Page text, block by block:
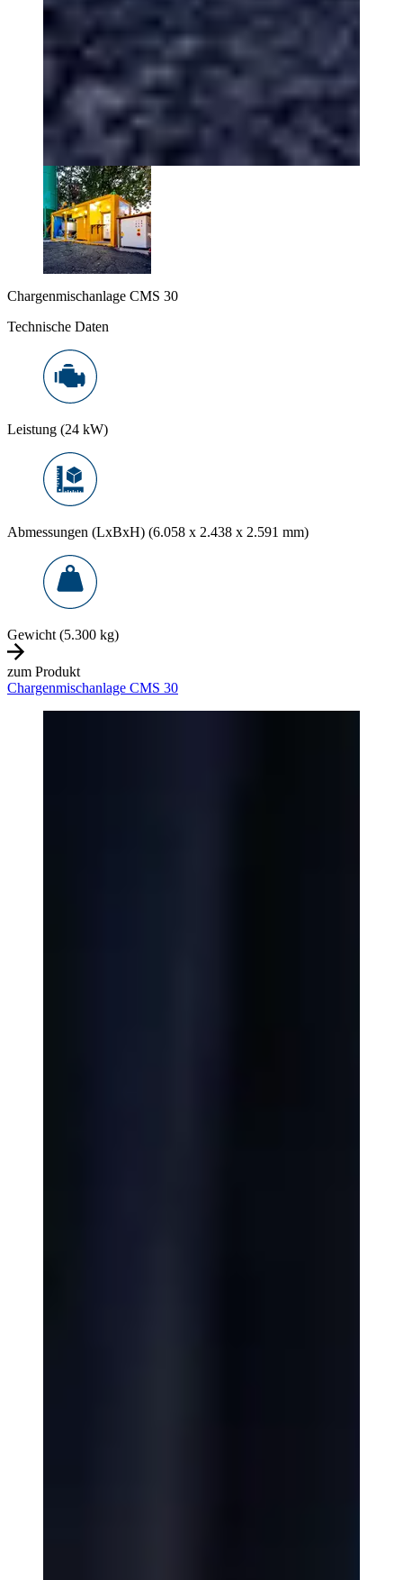
Chargenmischanlage CMS 30
Technische Daten
Leistung (24 kW)
Abmessungen (LxBxH) (6.058 x 2.438 x 2.591 mm)
Gewicht (5.300 kg)
zum Produkt
Chargenmischanlage CMS 30